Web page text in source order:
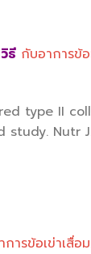
ธี กับอาการข้
type II
Nutr J.
การข้อเข่าเสื่